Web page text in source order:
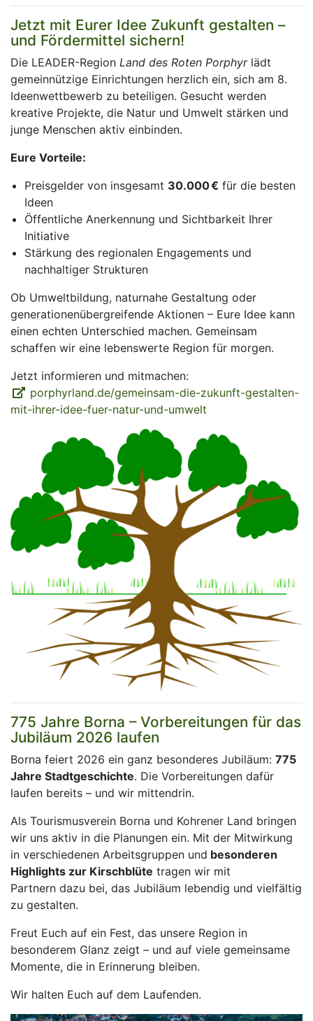
Jetzt mit Eurer Idee Zukunft gestalten –
und Fördermittel sichern!
Die LEADER-Region Land des Roten Porphyrlädt
gemeinnützige Einrichtungen herzlich ein, sich am 8.
Ideenwettbewerb zu beteiligen. Gesucht werden
kreative Projekte, die Natur und Umwelt stärken und
junge Menschen aktiv einbinden.
Eure Vorteile:
Preisgelder von insgesamt 30.000 € für die besten
Ideen
Öffentliche Anerkennung und Sichtbarkeit Ihrer
Initiative
Stärkung des regionalen Engagements und
nachhaltiger Strukturen
Ob Umweltbildung, naturnahe Gestaltung oder
generationenübergreifende Aktionen – Eure Idee kann
einen echten Unterschied machen. Gemeinsam
schaffen wir eine lebenswerte Region für morgen.
Jetzt informieren und mitmachen:
porphyrland.de/gemeinsam-die-zukunft-gestalten-
mit-ihrer-idee-fuer-natur-und-umwelt
775 Jahre Borna – Vorbereitungen für das
Jubiläum 2026 laufen
Borna feiert 2026 ein ganz besonderes Jubiläum: 775
Jahre Stadtgeschichte. Die Vorbereitungen dafür
laufen bereits – und wir mittendrin.
Als Tourismusverein Borna und Kohrener Land bringen
wir uns aktiv in die Planungen ein. Mit der Mitwirkung
in verschiedenen Arbeitsgruppen und besonderen
Highlights zur Kirschblüte tragen wir mit
Partnern dazu bei, das Jubiläum lebendig und vielfältig
zu gestalten.
Freut Euch auf ein Fest, das unsere Region in
besonderem Glanz zeigt – und auf viele gemeinsame
Momente, die in Erinnerung bleiben.
Wir halten Euch auf dem Laufenden.